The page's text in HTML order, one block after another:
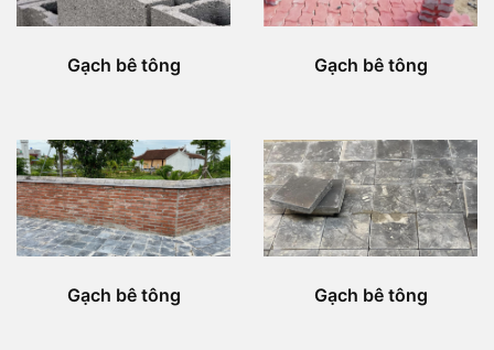
Gạch bê tông Gạch bê tông
Gạch bê tông Gạch bê tông